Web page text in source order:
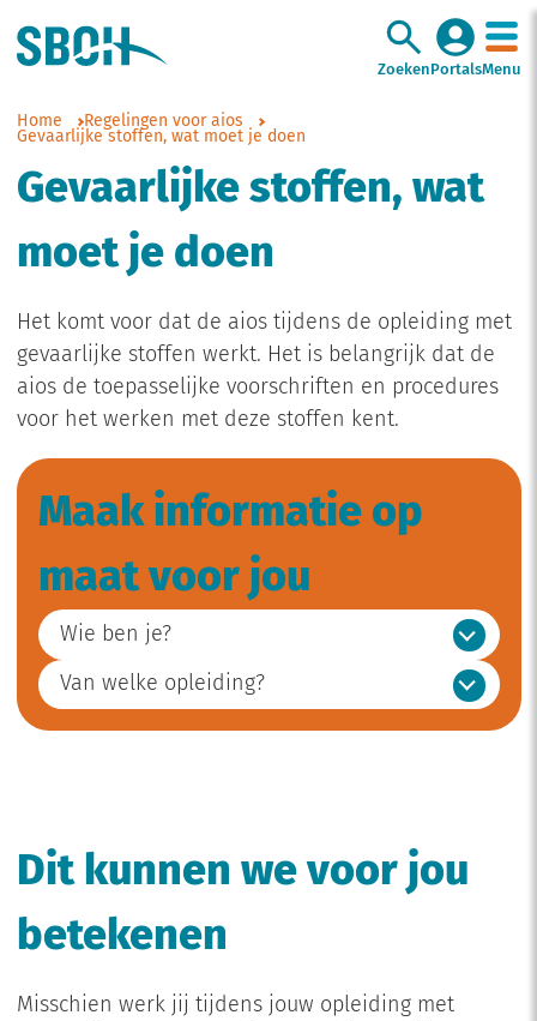
Zoeken PortalsMenu
Home
Regelingen voor aios
Gevaarlijke stoffen, wat moet je doen
Gevaarlijke stoffen, wat
moet je doen
Het komt voor dat de aios tijdens de opleiding met
gevaarlijke stoffen werkt. Het is belangrijk dat de
aios de toepasselijke voorschriften en procedures
voor het werken met deze stoffen kent.
Maak informatie op
maat voor jou
Wie ben je?
Van welke opleiding?
Dit kunnen we voor jou
betekenen
Misschien werk jij tijdens jouw opleiding met